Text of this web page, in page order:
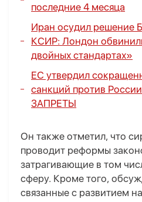
последние 4 месяца
Иран осудил решение
КСИР: Лондон
двойных стандартах»
ЕС утвердил
санкций против
ЗАПРЕТЫ
Он также отметил, что
проводит реформы
затрагивающие в том
сферу. Кроме того,
связанные с развитием